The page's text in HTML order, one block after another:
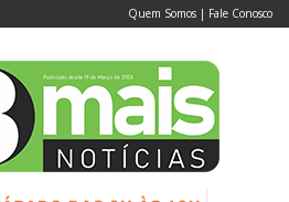
Quem Somos | Fale Conosco